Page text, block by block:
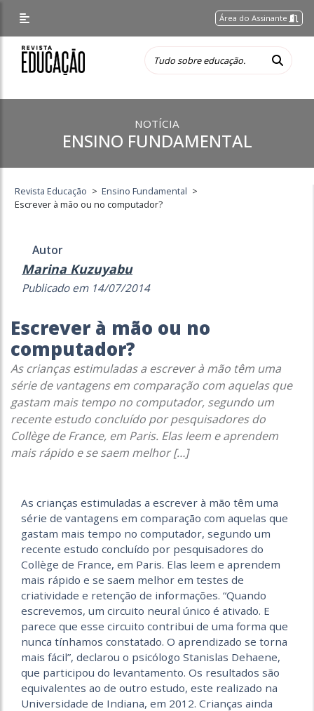
Área do Assinante
NOTÍCIA
ENSINO FUNDAMENTAL
Revista Educação > Ensino Fundamental >
Escrever à mão ou no computador?
Autor
Marina Kuzuyabu
Publicado em 14/07/2014
Escrever à mão ou no
computador?
As crianças estimuladas a escrever à mão têm uma
série de vantagens em comparação com aquelas que
gastam mais tempo no computador, segundo um
recente estudo concluído por pesquisadores do
Collège de France, em Paris. Elas leem e aprendem
mais rápido e se saem melhor […]
As crianças estimuladas a escrever à mão têm uma
série de vantagens em comparação com aquelas que
gastam mais tempo no computador, segundo um
recente estudo concluído por pesquisadores do
Collège de France, em Paris. Elas leem e aprendem
mais rápido e se saem melhor em testes de
criatividade e retenção de informações. “Quando
escrevemos, um circuito neural único é ativado. E
parece que esse circuito contribui de uma forma que
nunca tínhamos constatado. O aprendizado se torna
mais fácil”, declarou o psicólogo Stanislas Dehaene,
que participou do levantamento. Os resultados são
equivalentes ao de outro estudo, este realizado na
Universidade de Indiana, em 2012. Crianças ainda